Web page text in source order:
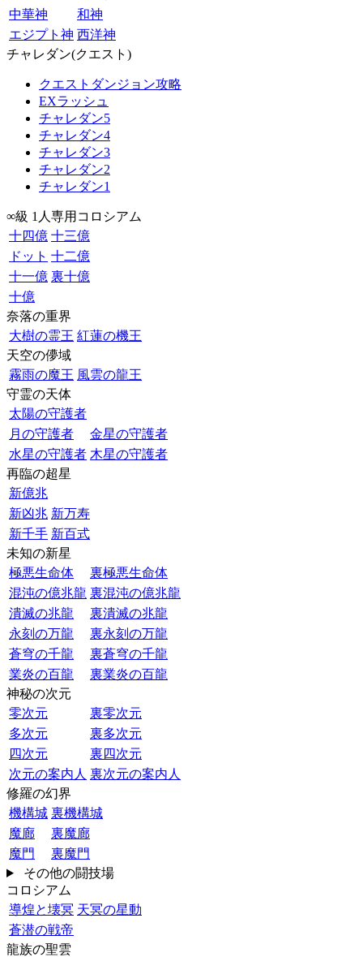
中華神
和神
エジプト神 西洋神
チャレダン(クエスト)
クエストダンジョン攻略
EXラッシュ
チャレダン5
チャレダン4
チャレダン3
チャレダン2
チャレダン1
∞級 1人専用コロシアム
十四億 十三億
ドット 十二億
十一億 裏十億
十億
奈落の重界
大樹の霊王 紅蓮の機王
天空の儚域
霧雨の魔王 風雲の龍王
守霊の天体
太陽の守護者
月の守護者
金星の守護者
水星の守護者 木星の守護者
再臨の超星
新億兆
新凶兆 新万寿
新千手 新百式
未知の新星
極悪生命体
裏極悪生命体
混沌の億兆龍 裏混沌の億兆龍
潰滅の兆龍
裏潰滅の兆龍
永刻の万龍
裏永刻の万龍
蒼穹の千龍
裏蒼穹の千龍
業炎の百龍
裏業炎の百龍
神秘の次元
零次元
裏零次元
多次元
裏多次元
四次元
裏四次元
次元の案内人 裏次元の案内人
修羅の幻界
機構城 裏機構城
魔廊
裏魔廊
魔門
裏魔門
その他の闘技場
コロシアム
導煌と壊冥 天冥の星動
蒼潜の戦帝
龍族の聖雲